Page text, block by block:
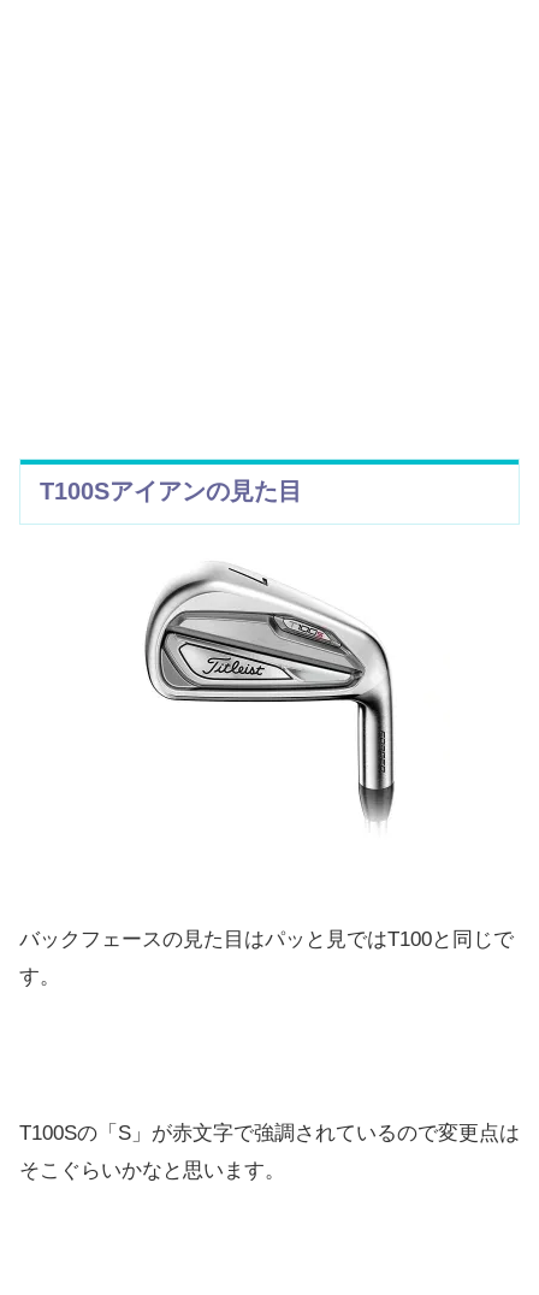
T100Sアイアンの見た目
バックフェースの見た目はパッと見ではT100と同じで
す。
T100Sの「S」が赤文字で強調されているので変更点は
そこぐらいかなと思います。